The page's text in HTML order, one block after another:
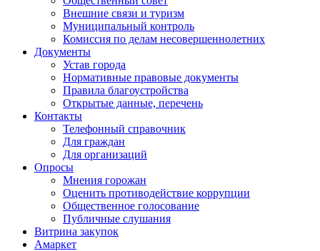
Внешние связи и туризм
Муниципальный контроль
Комиссия по делам несовершеннолетних
Документы
Устав города
Нормативные правовые документы
Правила благоустройства
Открытые данные, перечень
Контакты
Телефонный справочник
Для граждан
Для организаций
Опросы
Мнения горожан
Оценить противодействие коррупции
Общественное голосование
Публичные слушания
Витрина закупок
Амаркет